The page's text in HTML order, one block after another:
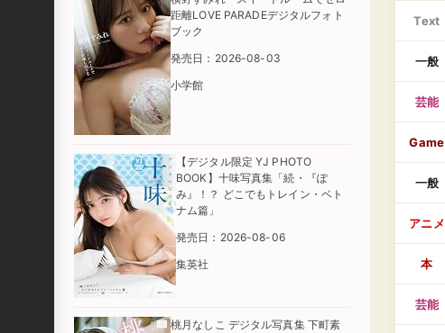
距離LOVE PARADEデジタルフォト
ブック
発売日：2026-08-03
小学館
【デジタル限定 YJ PHOTO
BOOK】十味写真集「続・『ぽ
み』！？ どこでもトレイン・ベト
ナム篇」
発売日：2026-08-06
集英社
桃月なしこ デジタル写真集 下町素
Text
一般
芸能
Game
一般
アニメ
本
芸能